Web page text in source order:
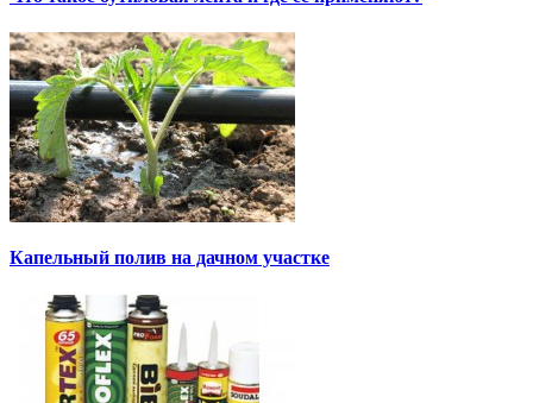
Капельный полив на дачном участке